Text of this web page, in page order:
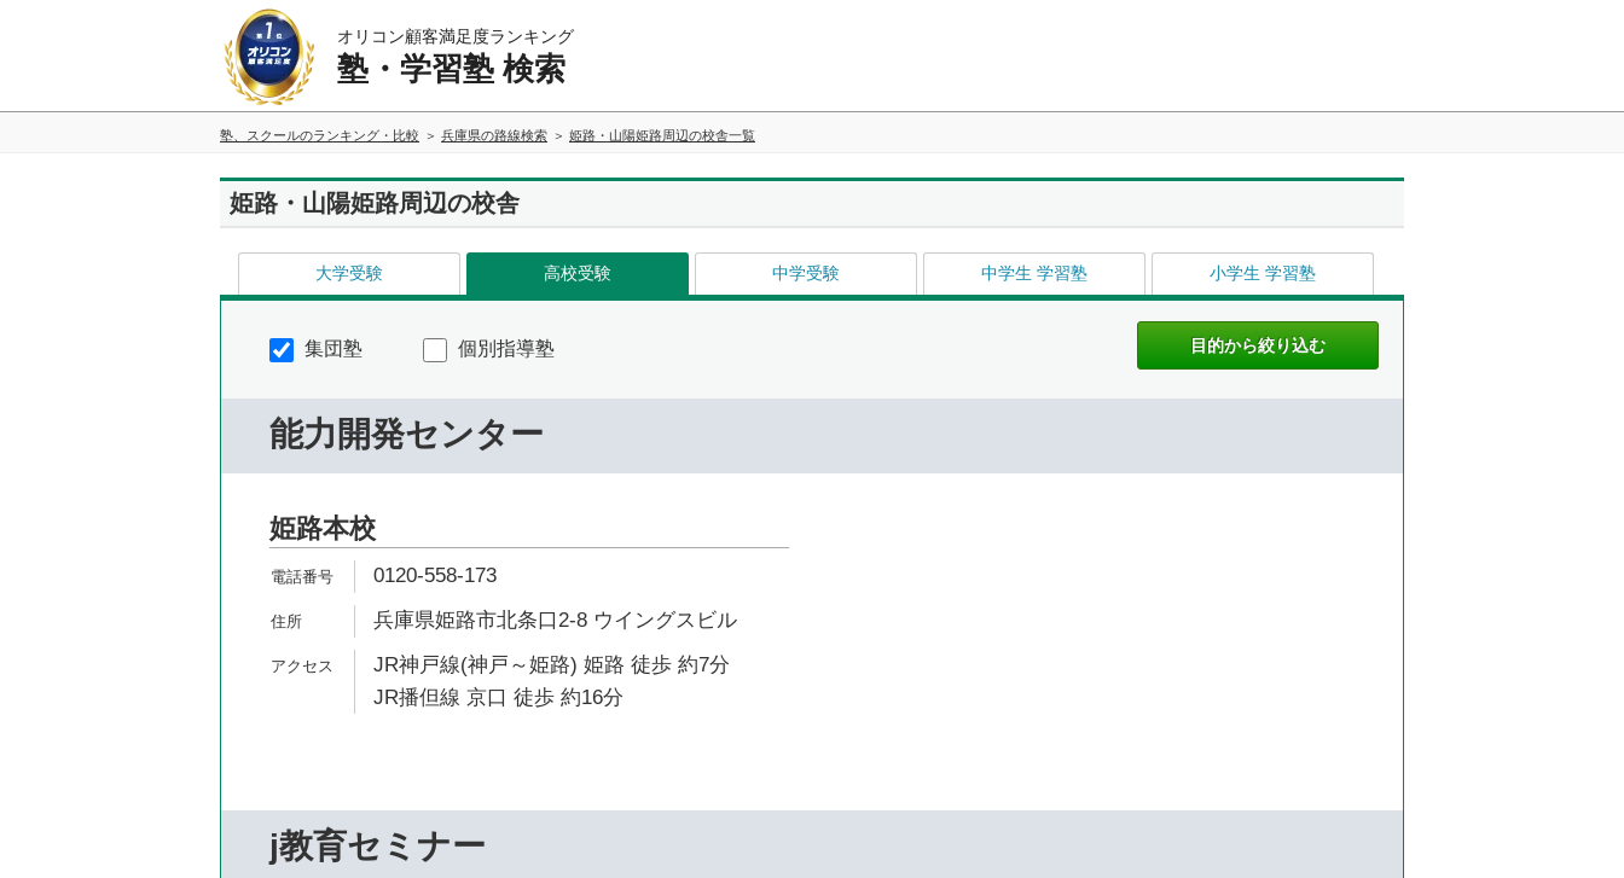
オリコン顧客満足度ランキング
塾・学習塾 検索
塾、スクールのランキング・比較 兵庫県の路線検索 姫路・山陽姫路周辺の校舎一覧
姫路・山陽姫路周辺の校舎
大学受験 高校受験 中学受験 中学生 学習塾 小学生 学習塾
集団塾 個別指導塾
能力開発センター
姫路本校
0120-558-173
兵庫県姫路市北条口2-8 ウイングスビル
JR神戸線(神戸～姫路) 姫路 徒歩 約7分
JR播但線 京口 徒歩 約16分
j教育セミナー